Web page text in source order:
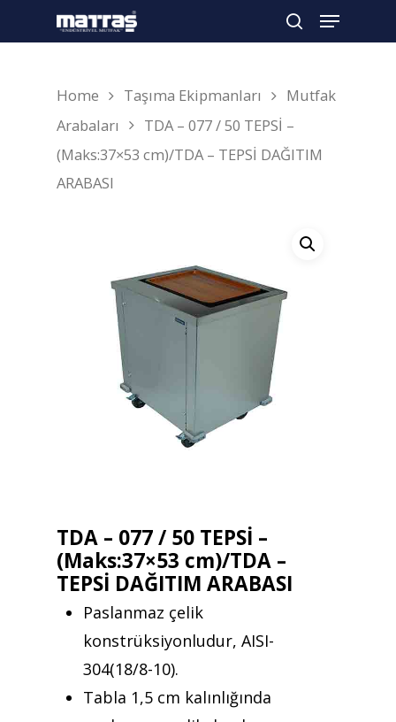
Arama yapmak için enter'a basın
Home Taşıma Ekipmanları
Mutfak
Arabaları
TDA – 077 / 50 TEPSİ –
(Maks:37×53 cm)/TDA – TEPSİ DAĞITIM
ARABASI
TDA – 077 / 50 TEPSİ –
(Maks:37×53 cm)/TDA –
TEPSİ DAĞITIM ARABASI
Paslanmaz çelik
konstrüksiyonludur, AISI-
304(18/8-10).
Tabla 1,5 cm kalınlığında